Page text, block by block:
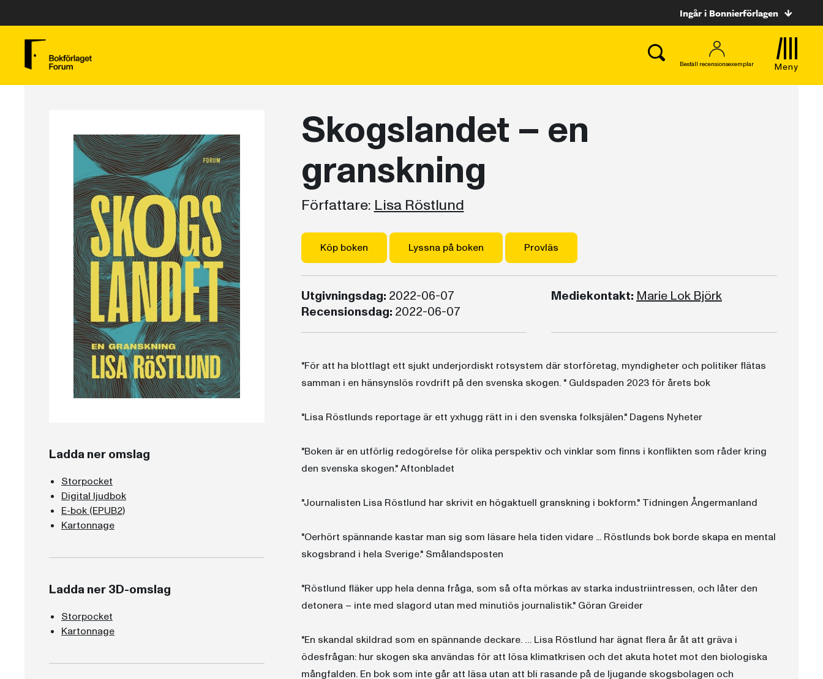
Ingår i Bonnierförlagen
Beställ recensionsexemplar Meny
Ladda ner omslag
Storpocket
Digital ljudbok
E-bok (EPUB2)
Kartonnage
Ladda ner 3D-omslag
Storpocket
Kartonnage
Skogslandet – en
granskning
Författare: Lisa Röstlund
Köp boken Lyssna på boken Provläs
Utgivningsdag: 2022-06-07
Recensionsdag: 2022-06-07
Mediekontakt:Marie Lok Björk
"För att ha blottlagt ett sjukt underjordiskt rotsystem där storföretag, myndigheter och politiker flätas
samman i en hänsynslös rovdrift på den svenska skogen. " Guldspaden 2023 för årets bok
"Lisa Röstlunds reportage är ett yxhugg rätt in i den svenska folksjälen." Dagens Nyheter
"Boken är en utförlig redogörelse för olika perspektiv och vinklar som finns i konflikten som råder kring
den svenska skogen." Aftonbladet
"Journalisten Lisa Röstlund har skrivit en högaktuell granskning i bokform." Tidningen Ångermanland
"Oerhört spännande kastar man sig som läsare hela tiden vidare ... Röstlunds bok borde skapa en mental
skogsbrand i hela Sverige." Smålandsposten
"Röstlund fläker upp hela denna fråga, som så ofta mörkas av starka industriintressen, och låter den
detonera – inte med slagord utan med minutiös journalistik." Göran Greider
"En skandal skildrad som en spännande deckare. … Lisa Röstlund har ägnat flera år åt att gräva i
ödesfrågan: hur skogen ska användas för att lösa klimatkrisen och det akuta hotet mot den biologiska
mångfalden. En bok som inte går att läsa utan att bli rasande på de ljugande skogsbolagen och